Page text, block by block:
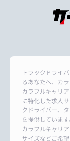
トラックドライ
るあなたへ、カ
カラフルキャリ
に特化した求人
クドライバー、
を提供しています
カラフルキャリ
サイズなどご希